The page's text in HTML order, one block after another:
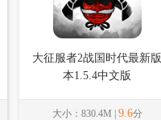
大征服者2战国时代最新版
本1.5.4中文版
大小：830.4M | 9.6分